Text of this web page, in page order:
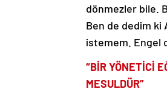
dönmezler bile.
Ben de dedim ki
istemem. Engel
“BİR YÖNETİCİ
MESULDÜR”